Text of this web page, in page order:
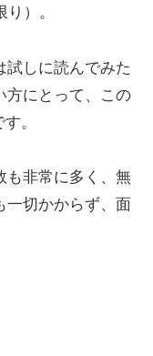
）。
試しに読んでみた
方にとって、この
。
も非常に多く、無
一切かからず、面